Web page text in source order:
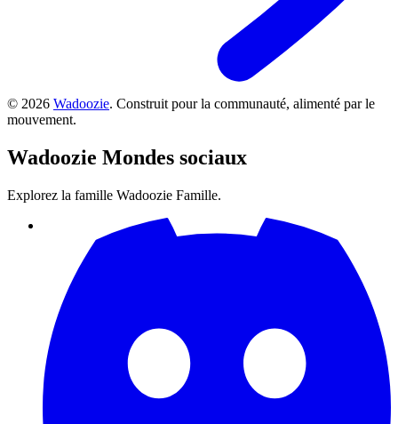
© 2026 Wadoozie. Construit pour la communauté, alimenté par le
mouvement.
Wadoozie Mondes sociaux
Explorez la famille Wadoozie Famille.